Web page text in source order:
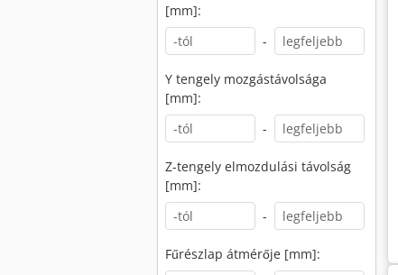
[mm]:
-
Y tengely mozgástávolsága
[mm]:
-
Z-tengely elmozdulási távolság
[mm]:
-
Fűrészlap átmérője [mm]: